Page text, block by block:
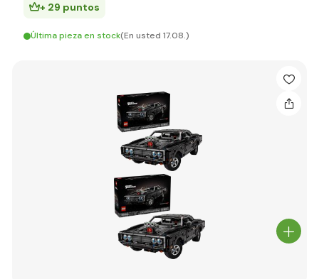
+ 29 puntos
Última pieza en stock(En usted 17.08.)